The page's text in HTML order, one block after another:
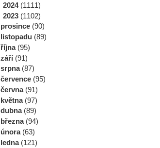
2024 (1111)
2023 (1102)
prosince (90)
listopadu (89)
října (95)
září (91)
srpna (87)
července (95)
června (91)
května (97)
dubna (89)
března (94)
února (63)
ledna (121)